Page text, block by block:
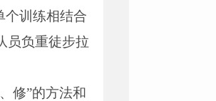
个训练相结合
员负重徒步拉
修”的方法和